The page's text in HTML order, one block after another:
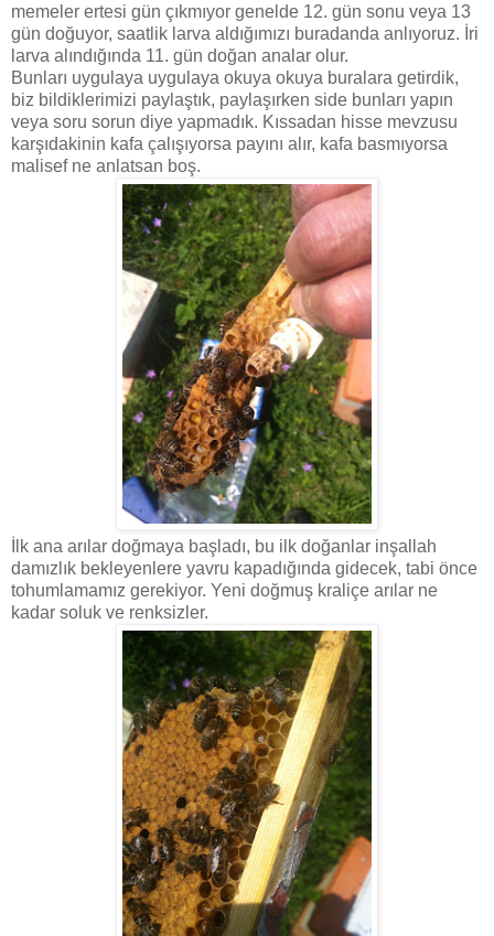
memeler ertesi gün çıkmıyor genelde 12. gün sonu veya 13
gün doğuyor, saatlik larva aldığımızı buradanda anlıyoruz. İri
larva alındığında 11. gün doğan analar olur.
Bunları uygulaya uygulaya okuya okuya buralara getirdik,
biz bildiklerimizi paylaştık, paylaşırken side bunları yapın
veya soru sorun diye yapmadık. Kıssadan hisse mevzusu
karşıdakinin kafa çalışıyorsa payını alır, kafa basmıyorsa
malisef ne anlatsan boş.
İlk ana arılar doğmaya başladı, bu ilk doğanlar inşallah
damızlık bekleyenlere yavru kapadığında gidecek, tabi önce
tohumlamamız gerekiyor. Yeni doğmuş kraliçe arılar ne
kadar soluk ve renksizler.